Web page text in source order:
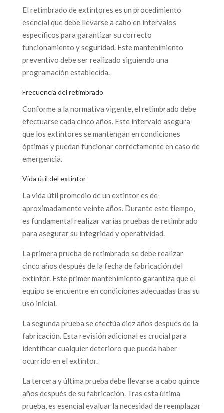
El retimbrado de extintores es un procedimiento
esencial que debe llevarse a cabo en intervalos
específicos para garantizar su correcto
funcionamiento y seguridad. Este mantenimiento
preventivo debe ser realizado siguiendo una
programación establecida.
Frecuencia del retimbrado
Conforme a la normativa vigente, el retimbrado debe
efectuarse cada cinco años. Este intervalo asegura
que los extintores se mantengan en condiciones
óptimas y puedan funcionar correctamente en caso de
emergencia.
Vida útil del extintor
La vida útil promedio de un extintor es de
aproximadamente veinte años. Durante este tiempo,
es fundamental realizar varias pruebas de retimbrado
para asegurar su integridad y operatividad.
La primera prueba de retimbrado se debe realizar
cinco años después de la fecha de fabricación del
extintor. Este primer mantenimiento garantiza que el
equipo se encuentre en condiciones adecuadas tras su
uso inicial.
La segunda prueba se efectúa diez años después de la
fabricación. Esta revisión adicional es crucial para
identificar cualquier deterioro que pueda haber
ocurrido en el extintor.
La tercera y última prueba debe llevarse a cabo quince
años después de su fabricación. Tras esta última
prueba, es esencial evaluar la necesidad de reemplazar